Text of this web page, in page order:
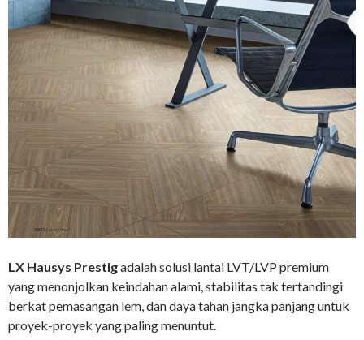
LX Hausys Prestigadalah solusi lantai LVT/LVP premium
yang menonjolkan keindahan alami, stabilitas tak tertandingi
berkat pemasangan lem, dan daya tahan jangka panjang untuk
proyek-proyek yang paling menuntut.